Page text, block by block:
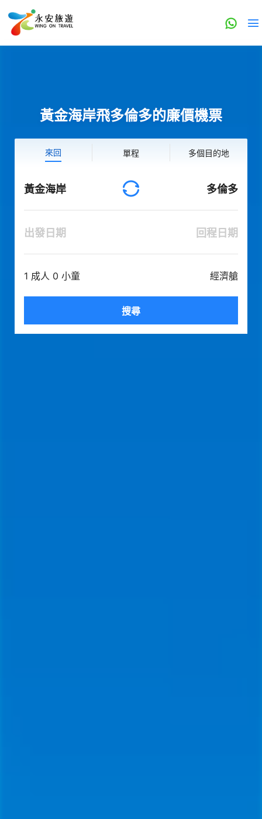
黃金海岸飛多倫多的廉價機票
來回 單程 多個目的地
黃金海岸 多倫多
出發日期 回程日期
1 成人 0 小童 經濟艙
搜尋